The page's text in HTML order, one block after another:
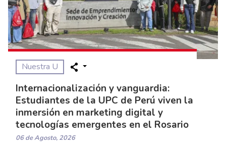
Nuestra U
Internacionalización y vanguardia:
Estudiantes de la UPC de Perú viven la
inmersión en marketing digital y
tecnologías emergentes en el Rosario
06 de Agosto, 2026